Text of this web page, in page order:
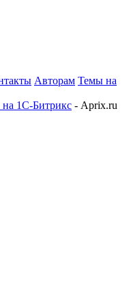
Авторам Темы на
на 1С-Битрикс - Aprix.ru